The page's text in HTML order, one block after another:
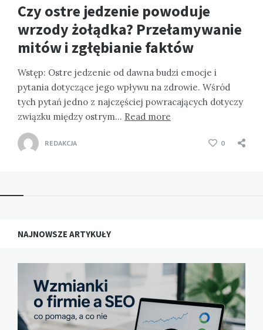
Czy ostre jedzenie powoduje
wrzody żołądka? Przełamywanie
mitów i zgłębianie faktów
Wstęp: Ostre jedzenie od dawna budzi emocje i
pytania dotyczące jego wpływu na zdrowie. Wśród
tych pytań jedno z najczęściej powracających dotyczy
związku między ostrym… Read more
REDAKCJA 0
NAJNOWSZE ARTYKUŁY